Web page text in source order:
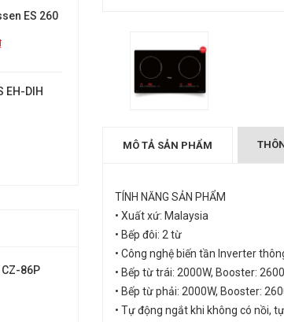
MÔ TẢ SẢN PHẨM
TÍNH NĂNG SẢN PHẨM
• Xuất xứ: Malaysia
• Bếp đôi: 2 từ
• Công nghệ biến tần Inverter
• Bếp từ trái: 2000W, Booster:
• Bếp từ phải: 2000W, Booster:
• Tự động ngắt khi không có nồi,
ES 260
EH-DIH
Bếp Từ Midea 2ST-3304
3.299.000
CZ-86P Bếp Từ Canzy CZ-86P
2.999.000